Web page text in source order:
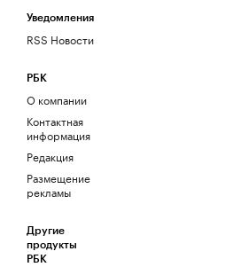
Уведомления
RSS Новости
РБК
О компании
Контактная
информация
Редакция
Размещение
рекламы
Другие
продукты
РБК